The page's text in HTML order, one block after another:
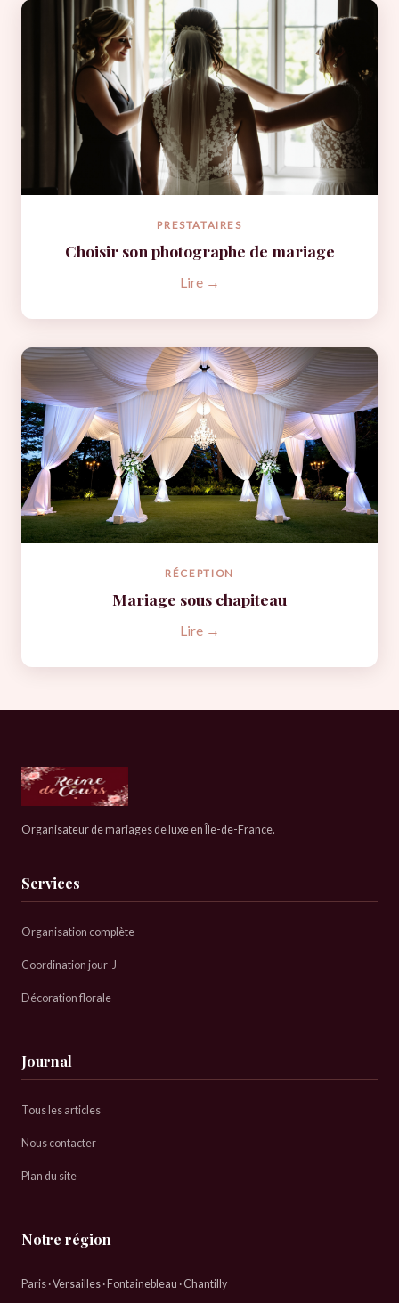
PRESTATAIRES
Choisir son photographe de mariage
Lire →
RÉCEPTION
Mariage sous chapiteau
Lire →
Organisateur de mariages de luxe en Île-de-France.
Services
Organisation complète
Coordination jour-J
Décoration florale
Journal
Tous les articles
Nous contacter
Plan du site
Notre région
Paris · Versailles · Fontainebleau · Chantilly